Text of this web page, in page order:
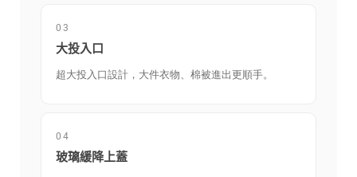
03
大投入口
超大投入口設計，大件衣物、棉被進出更順手。
04
玻璃緩降上蓋